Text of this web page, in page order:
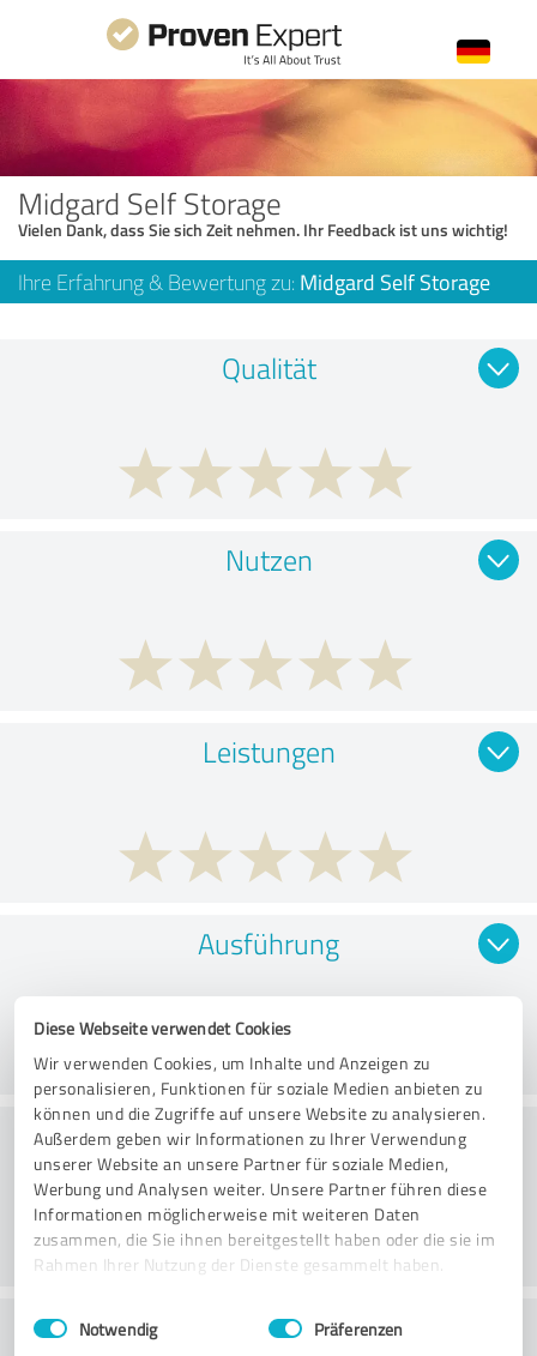
Diese Webseite verwendet Cookies
Wir verwenden Cookies, um Inhalte und Anzeigen zu
personalisieren, Funktionen für soziale Medien anbieten zu
können und die Zugriffe auf unsere Website zu analysieren.
Außerdem geben wir Informationen zu Ihrer Verwendung
unserer Website an unsere Partner für soziale Medien,
Werbung und Analysen weiter. Unsere Partner führen diese
Informationen möglicherweise mit weiteren Daten
zusammen, die Sie ihnen bereitgestellt haben oder die sie im
Rahmen Ihrer Nutzung der Dienste gesammelt haben.
Impressum Datenschutzbestimmungen
Einwilligungsauswahl
Notwendig Präferenzen
Midgard Self Storage
Vielen Dank, dass Sie sich Zeit nehmen. Ihr Feedback ist uns wichtig!
Ihre Erfahrung & Bewertung zu: Midgard Self Storage
Qualität
Nutzen
Leistungen
Ausführung
Beratung
Kundenservice